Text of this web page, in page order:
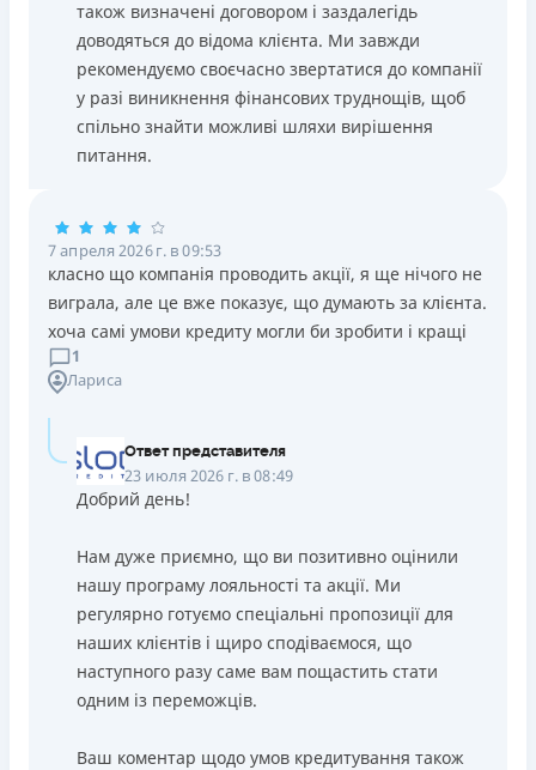
також визначені договором і заздалегідь
доводяться до відома клієнта. Ми завжди
рекомендуємо своєчасно звертатися до компанії
у разі виникнення фінансових труднощів, щоб
спільно знайти можливі шляхи вирішення
питання.
7 апреля 2026 г. в 09:53
класно що компанія проводить акції, я ще нічого не
виграла, але це вже показує, що думають за клієнта.
хоча самі умови кредиту могли би зробити і кращі
1
Лариса
Ответ представителя
23 июля 2026 г. в 08:49
Добрий день!
Нам дуже приємно, що ви позитивно оцінили
нашу програму лояльності та акції. Ми
регулярно готуємо спеціальні пропозиції для
наших клієнтів і щиро сподіваємося, що
наступного разу саме вам пощастить стати
одним із переможців.
Ваш коментар щодо умов кредитування також